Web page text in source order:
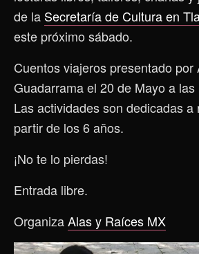
de la Secretaría de Cultura en
este próximo sábado.
Cuentos viajeros presentado por
Guadarrama el 20 de Mayo a
Las actividades son dedicadas a
partir de los 6 años.
¡No te lo pierdas!
Entrada libre.
OrganizaAlas y Raíces MX